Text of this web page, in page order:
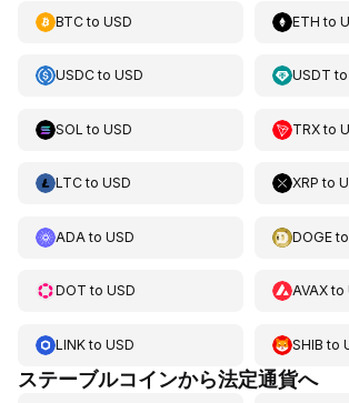
BTCto USD ETH to
USDCto USD USDT
SOL to USD TRXto
LTCto USD XRP to
ADA to USD DOGE
DOT to USD AVAXto
LINKto USD SHIB to
ステーブルコインから法定通貨へ